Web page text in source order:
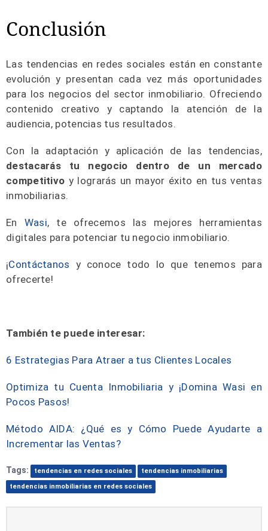
Conclusión
Las tendencias en redes sociales están en constante
evolución y presentan cada vez más oportunidades
para los negocios del sector inmobiliario. Ofreciendo
contenido creativo y captando la atención de la
audiencia, potencias tus resultados.
Con la adaptación y aplicación de las tendencias,
destacarás tu negocio dentro de un mercado
competitivo y lograrás un mayor éxito en tus ventas
inmobiliarias.
En Wasi, te ofrecemos las mejores herramientas
digitales para potenciar tu negocio inmobiliario.
¡Contáctanos y conoce todo lo que tenemos para
ofrecerte!
También te puede interesar:
6 Estrategias Para Atraer a tus Clientes Locales
Optimiza tu Cuenta Inmobiliaria y ¡Domina Wasi en
Pocos Pasos!
Método AIDA: ¿Qué es y Cómo Puede Ayudarte a
Incrementar las Ventas?
Tags: tendencias en redes sociales
tendencias inmobiliarias
tendencias inmobiliarias en redes sociales